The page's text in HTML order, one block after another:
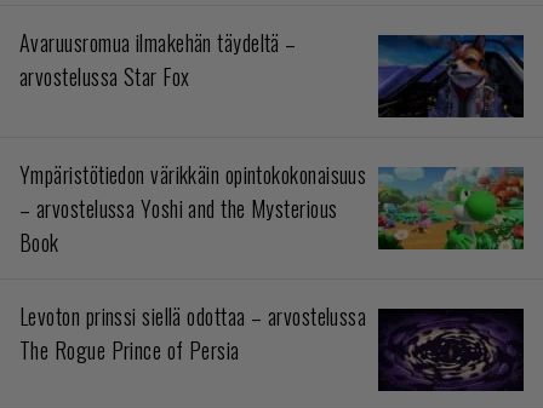
Avaruusromua ilmakehän täydeltä –
arvostelussa Star Fox
Ympäristötiedon värikkäin opintokokonaisuus
– arvostelussa Yoshi and the Mysterious
Book
Levoton prinssi siellä odottaa – arvostelussa
The Rogue Prince of Persia